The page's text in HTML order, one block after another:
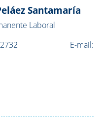
Santamaría
Laboral
E-mail: